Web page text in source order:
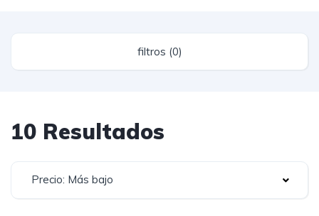
filtros (0)
10 Resultados
Precio: Más bajo